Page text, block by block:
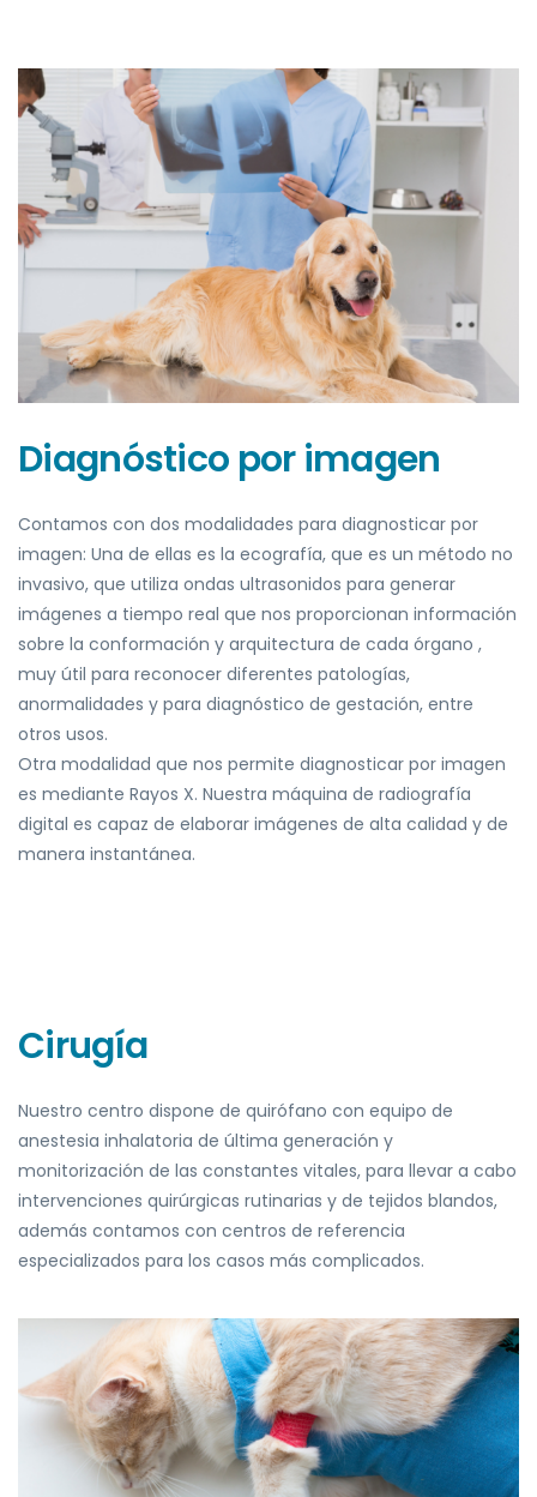
Diagnóstico por imagen
Contamos con dos modalidades para diagnosticar por
imagen: Una de ellas es la ecografía, que es un método no
invasivo, que utiliza ondas ultrasonidos para generar
imágenes a tiempo real que nos proporcionan información
sobre la conformación y arquitectura de cada órgano ,
muy útil para reconocer diferentes patologías,
anormalidades y para diagnóstico de gestación, entre
otros usos.
Otra modalidad que nos permite diagnosticar por imagen
es mediante Rayos X. Nuestra máquina de radiografía
digital es capaz de elaborar imágenes de alta calidad y de
manera instantánea.
Cirugía
Nuestro centro dispone de quirófano con equipo de
anestesia inhalatoria de última generación y
monitorización de las constantes vitales, para llevar a cabo
intervenciones quirúrgicas rutinarias y de tejidos blandos,
además contamos con centros de referencia
especializados para los casos más complicados.